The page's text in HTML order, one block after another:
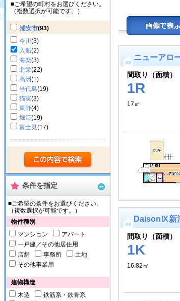
■ご希望の町村をお選びください。
（複数選択が可能です。）
浦安市(93)
今川 (3)
入船(2)
海楽(3)
北栄(22)
高洲(1)
当代島(19)
猫実(3)
東野(4)
堀江(19)
富士見(17)
条件を指定
■ご希望の条件をお選びください。
（複数選択が可能です。）
物件種別
マンション
アパート
一戸建／その他居住用
店舗
事務所
土地
その他事業用
建物構造
木造
鉄筋系・鉄骨系
ニューアロ
間取り（面積）
1R
17㎡
DaisonⅨ新
間取り（面積）
1K
16.82㎡